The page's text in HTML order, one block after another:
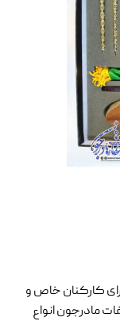
کارکنان خاص و
مادرجون انواع